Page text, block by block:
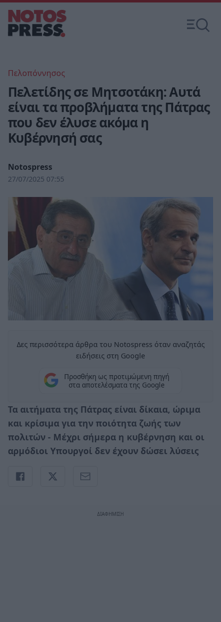
Πελοπόννησος
Πελετίδης σε Μητσοτάκη: Αυτά
είναι τα προβλήματα της Πάτρας
που δεν έλυσε ακόμα η
Κυβέρνησή σας
Notospress
27/07/2025 07:55
Δες περισσότερα άρθρα του Notospress όταν αναζητάς
ειδήσεις στη Google
Προσθήκη ως προτιμώμενη πηγή
στα αποτελέσματα της Google
Τα αιτήματα της Πάτρας είναι δίκαια, ώριμα
και κρίσιμα για την ποιότητα ζωής των
πολιτών - Μέχρι σήμερα η κυβέρνηση και οι
αρμόδιοι Υπουργοί δεν έχουν δώσει λύσεις